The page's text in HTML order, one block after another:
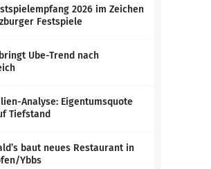
2026 im Zeichen
Festspiele
Ube-Trend nach
Analyse: Eigentumsquote
Tiefstand
baut neues Restaurant in
Ybbs